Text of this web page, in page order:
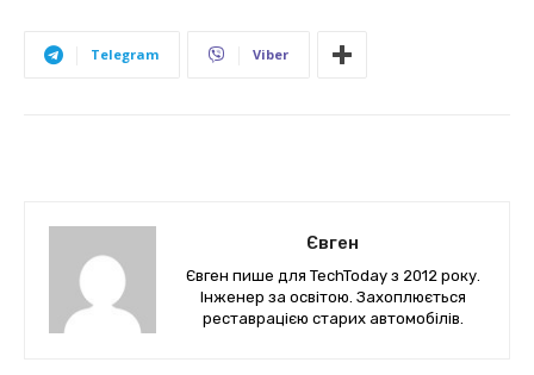
Telegram Viber
Євген
Євген пише для TechToday з 2012 року.
Інженер за освітою. Захоплюється
реставрацією старих автомобілів.